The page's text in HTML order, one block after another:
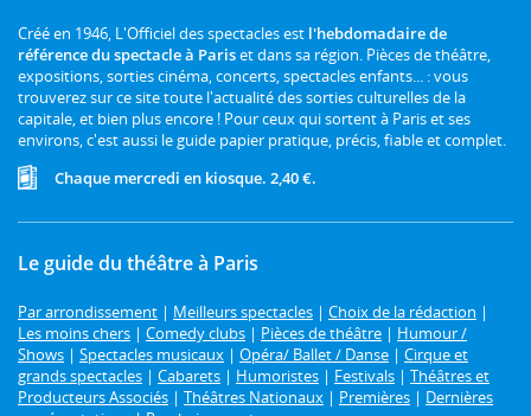
Créé en 1946, L'Officiel des spectacles est l'hebdomadaire de
référence du spectacle à Pariset dans sa région. Pièces de théâtre,
expositions, sorties cinéma, concerts, spectacles enfants... : vous
trouverez sur ce site toute l'actualité des sorties culturelles de la
capitale, et bien plus encore ! Pour ceux qui sortent à Paris et ses
environs, c'est aussi le guide papier pratique, précis, fiable et complet.
Chaque mercredi en kiosque. 2,40 €.
Le guide du théâtre à Paris
Par arrondissement | Meilleurs spectacles | Choix de la rédaction |
Les moins chers | Comedy clubs | Pièces de théâtre | Humour /
Shows | Spectacles musicaux | Opéra/ Ballet / Danse | Cirque et
grands spectacles | Cabarets | Humoristes | Festivals | Théâtres et
Producteurs Associés | Théâtres Nationaux | Premières | Dernières